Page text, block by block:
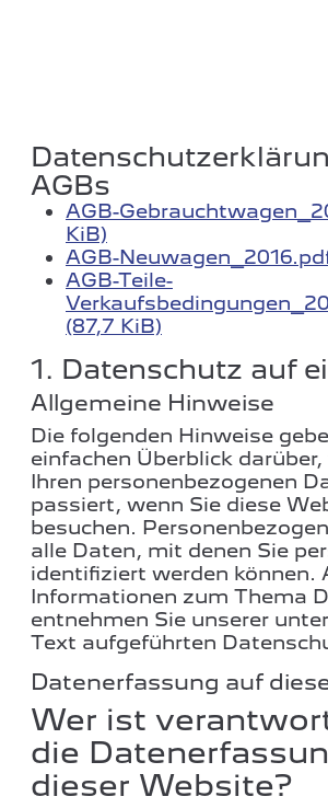
AGBs
AGB-
KiB)
AGB-
AGB-Teile-
(87,7 KiB)
1. Datenschutz auf
Allgemeine Hinweise
Die folgenden Hinweise
einfachen Überblick
Ihren personenbezogenen
passiert, wenn Sie diese
besuchen.
alle Daten, mit denen Sie
identifiziert werden können.
Informationen zum Thema
entnehmen Sie unserer
Text aufgeführten
Datenerfassung auf
Wer ist
die
dieser Website?